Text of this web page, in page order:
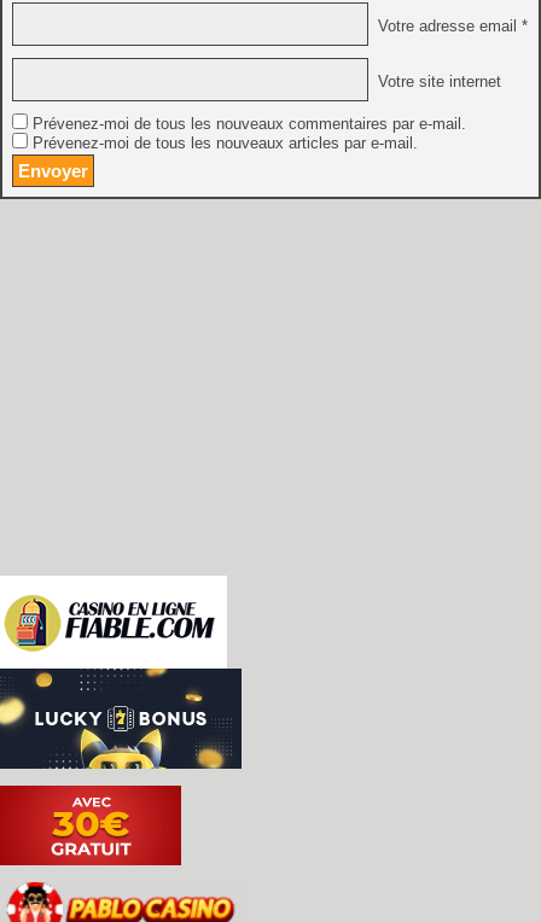
Votre adresse email *
Votre site internet
Prévenez-moi de tous les nouveaux commentaires par e-mail.
Prévenez-moi de tous les nouveaux articles par e-mail.